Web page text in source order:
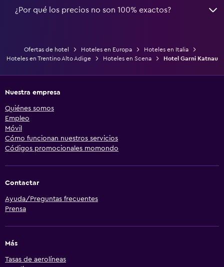
¿Por qué los precios no son 100% exactos?
Ofertas de hotel Hoteles en Europa
Hoteles en Italia
Hoteles en Trentino Alto Adige
Hoteles en Scena Hotel Garni Katnau
Nuestra empresa
Quiénes somos
Empleo
Móvil
Cómo funcionan nuestros servicios
Códigos promocionales momondo
Contactar
Ayuda/Preguntas frecuentes
Prensa
Más
Tasas de aerolíneas